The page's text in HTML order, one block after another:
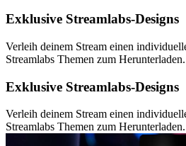
Exklusive Streamlabs-Designs
Verleih deinem Stream einen
Streamlabs Themen zum Herunterladen.
Exklusive Streamlabs-Designs
Verleih deinem Stream einen
Streamlabs Themen zum Herunterladen.